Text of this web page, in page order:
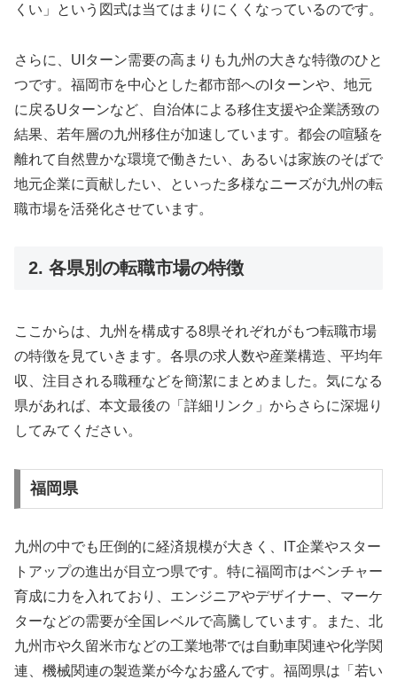
くい」という図式は当てはまりにくくなっているのです。
さらに、UIターン需要の高まりも九州の大きな特徴のひと
つです。福岡市を中心とした都市部へのIターンや、地元
に戻るUターンなど、自治体による移住支援や企業誘致の
結果、若年層の九州移住が加速しています。都会の喧騒を
離れて自然豊かな環境で働きたい、あるいは家族のそばで
地元企業に貢献したい、といった多様なニーズが九州の転
職市場を活発化させています。
2. 各県別の転職市場の特徴
ここからは、九州を構成する8県それぞれがもつ転職市場
の特徴を見ていきます。各県の求人数や産業構造、平均年
収、注目される職種などを簡潔にまとめました。気になる
県があれば、本文最後の「詳細リンク」からさらに深堀り
してみてください。
福岡県
九州の中でも圧倒的に経済規模が大きく、IT企業やスター
トアップの進出が目立つ県です。特に福岡市はベンチャー
育成に力を入れており、エンジニアやデザイナー、マーケ
ターなどの需要が全国レベルで高騰しています。また、北
九州市や久留米市などの工業地帯では自動車関連や化学関
連、機械関連の製造業が今なお盛んです。福岡県は「若い